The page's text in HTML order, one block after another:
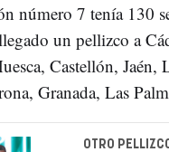
número 7 tenía 130
un pellizco a
Castellón,
Granada, Las
OTRO